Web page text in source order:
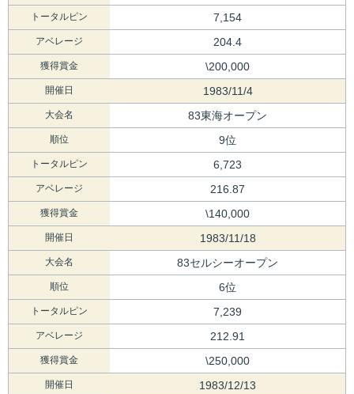
トータルピン 7,154
アベレージ 204.4
獲得賞金 \200,000
開催日 1983/11/4
大会名 83東海オープン
順位 9位
トータルピン 6,723
アベレージ 216.87
獲得賞金 \140,000
開催日 1983/11/18
大会名 83セルシーオープン
順位 6位
トータルピン 7,239
アベレージ 212.91
獲得賞金 \250,000
開催日 1983/12/13